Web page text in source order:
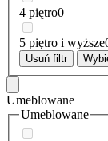
4 piętro0
5 piętro i wyższe
Usuń filtr
Umeblowane
Umeblowane